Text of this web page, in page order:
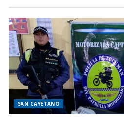
SAN CAYETANO